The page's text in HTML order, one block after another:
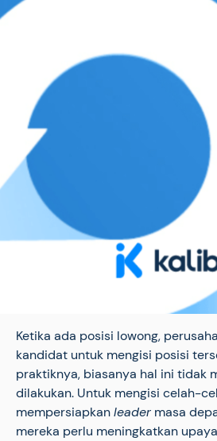
Ketika ada posisi lowong,
kandidat untuk mengisi posisi
praktiknya, biasanya hal ini tidak
dilakukan. Untuk mengisi celah-
mempersiapkanleader masa
mereka perlu meningkatkan upaya